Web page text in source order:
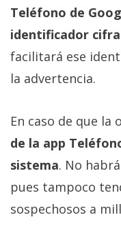
Teléfono de
identificador
facilitará ese
la advertencia.
En caso de que la
de la app
sistema. No
pues tampoco
sospechosos a